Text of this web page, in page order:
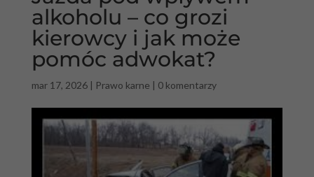
alkoholu – co grozi
kierowcy i jak może
pomóc adwokat?
mar 17, 2026| Prawo karne | 0 komentarzy